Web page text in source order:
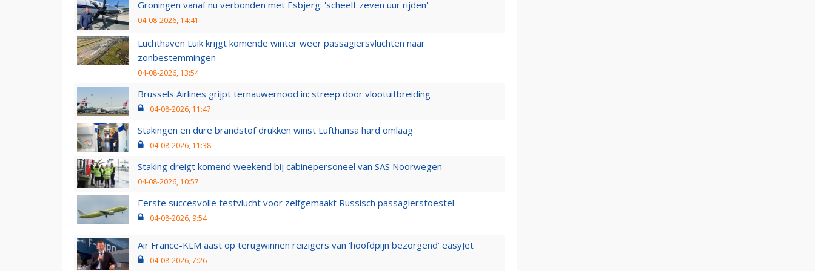
Groningen vanaf nu verbonden met Esbjerg: 'scheelt zeven uur rijden'
04-08-2026, 14:41
Luchthaven Luik krijgt komende winter weer passagiersvluchten naar
zonbestemmingen
04-08-2026, 13:54
Brussels Airlines grijpt ternauwernood in: streep door vlootuitbreiding
04-08-2026, 11:47
Stakingen en dure brandstof drukken winst Lufthansa hard omlaag
04-08-2026, 11:38
Staking dreigt komend weekend bij cabinepersoneel van SAS Noorwegen
04-08-2026, 10:57
Eerste succesvolle testvlucht voor zelfgemaakt Russisch passagierstoestel
04-08-2026, 9:54
Air France-KLM aast op terugwinnen reizigers van ‘hoofdpijn bezorgend’ easyJet
04-08-2026, 7:26